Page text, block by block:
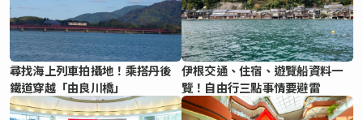
尋找海上列車拍攝地！乘搭丹後
鐵道穿越「由良川橋」
伊根交通、住宿、遊覽船資料一
覽！自由行三點事情要避雷